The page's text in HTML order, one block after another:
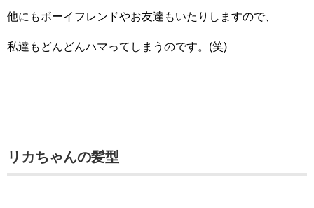
他にもボーイフレンドやお友達もいたりしますので、
私達もどんどんハマってしまうのです。(笑)
リカちゃんの髪型